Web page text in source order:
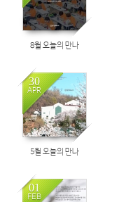
8월 오늘의 만나
30
APR
5월 오늘의 만나
01
FEB